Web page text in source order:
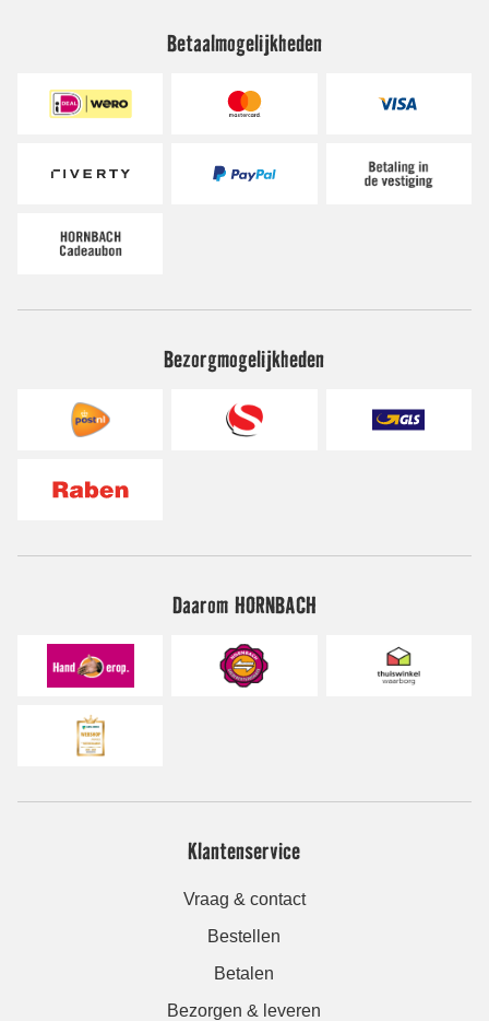
Betaalmogelijkheden
Bezorgmogelijkheden
Daarom HORNBACH
Klantenservice
Vraag & contact
Bestellen
Betalen
Bezorgen & leveren